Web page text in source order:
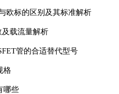
欧标的区别及其标准解析
及载流量解析
管的合适替代型号
格
哪些